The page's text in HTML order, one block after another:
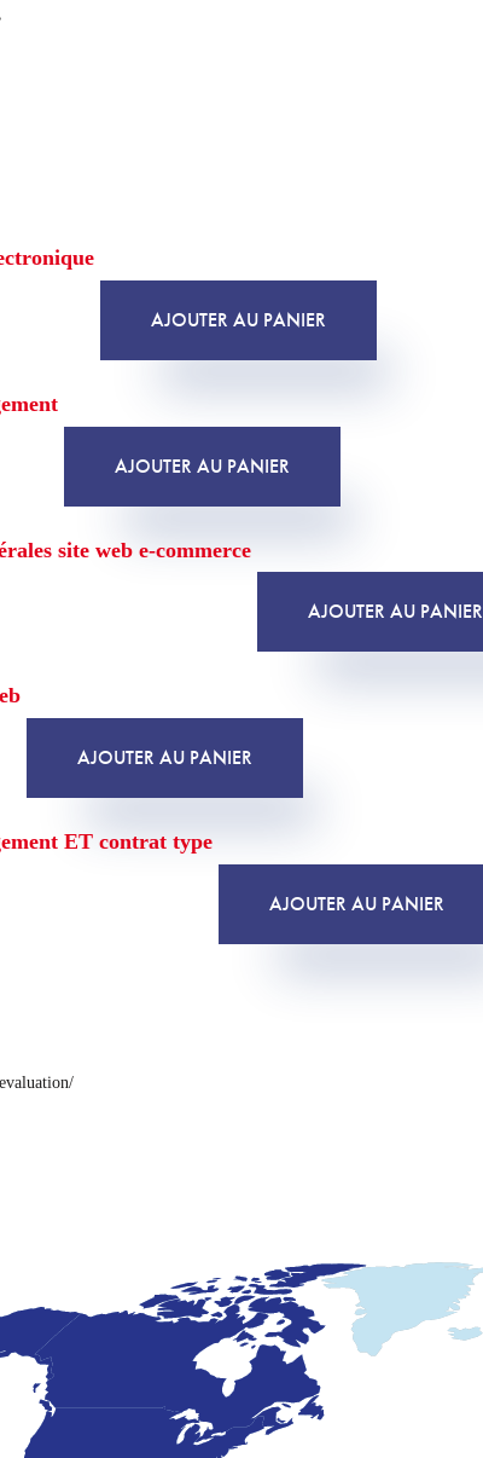
AJOUTER AU PANIER
AJOUTER AU PANIER
site web e-commerce
AJOUTER AU PANIER
AJOUTER AU PANIER
ET contrat type
AJOUTER AU PANIER